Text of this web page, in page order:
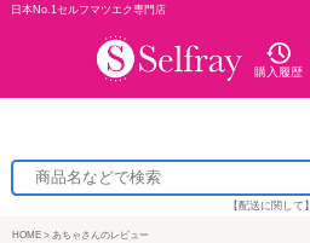
日本No.1セルフマツエク専門店
購入履歴
【配送に関して】
HOME あちゃさんのレビュー